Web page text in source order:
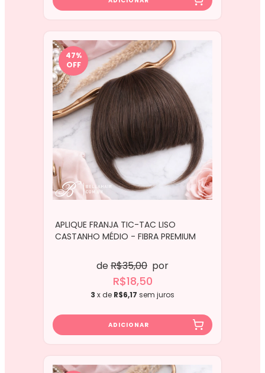
47%
OFF
APLIQUE FRANJA TIC-TAC LISO
CASTANHO MÉDIO - FIBRA PREMIUM
deR$35,00 por
R$18,50
3 x de R$6,17 sem juros